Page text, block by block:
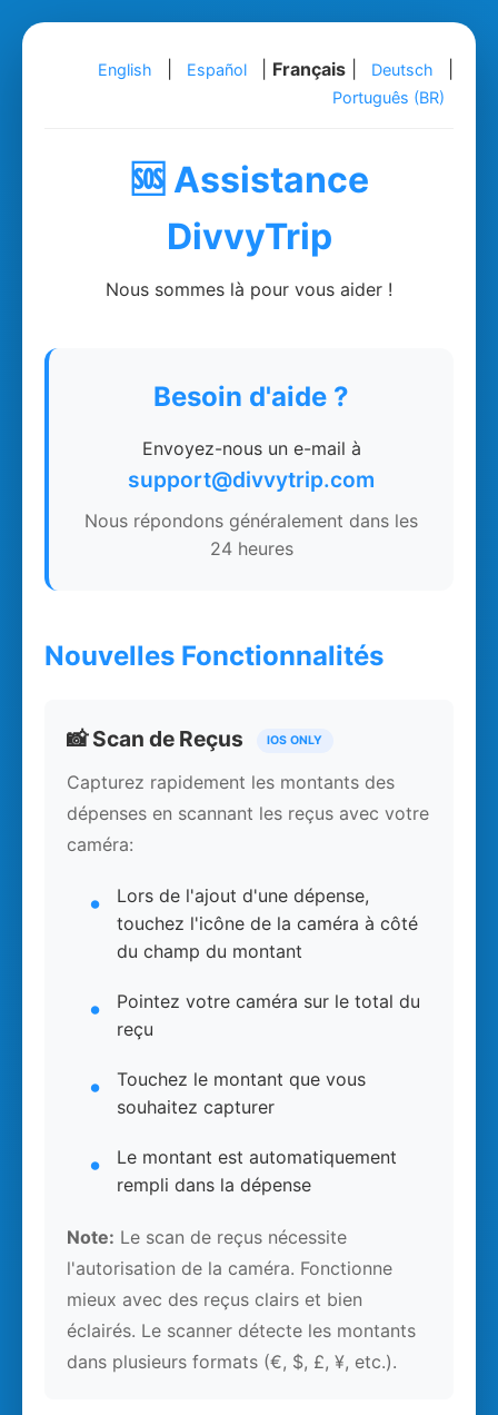
English Español Français Deutsch
Português (BR)
🆘 Assistance
DivvyTrip
Nous sommes là pour vous aider !
Besoin d'aide ?
Envoyez-nous un e-mail à
support@divvytrip.com
Nous répondons généralement dans les
24 heures
Nouvelles Fonctionnalités
📸 Scan de Reçus IOS ONLY
Capturez rapidement les montants des
dépenses en scannant les reçus avec votre
caméra:
Lors de l'ajout d'une dépense,
touchez l'icône de la caméra à côté
du champ du montant
Pointez votre caméra sur le total du
reçu
Touchez le montant que vous
souhaitez capturer
Le montant est automatiquement
rempli dans la dépense
Note: Le scan de reçus nécessite
l'autorisation de la caméra. Fonctionne
mieux avec des reçus clairs et bien
éclairés. Le scanner détecte les montants
dans plusieurs formats (€, $, £, ¥, etc.).